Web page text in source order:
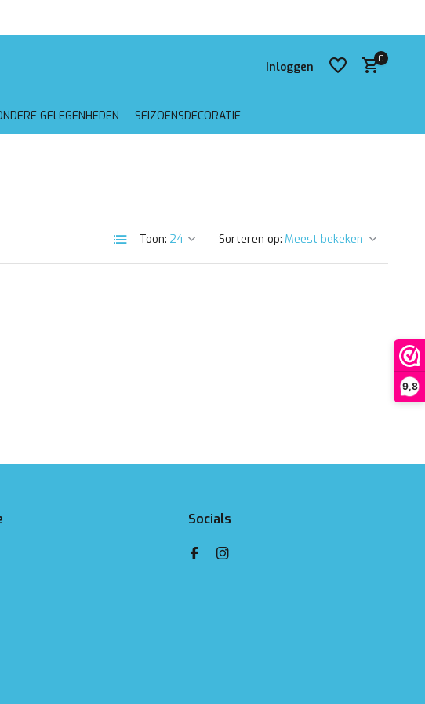
9,8
Inloggen
0
GELEGENHEDEN SEIZOENSDECORATIE
Toon: Sorteren op:
Socials